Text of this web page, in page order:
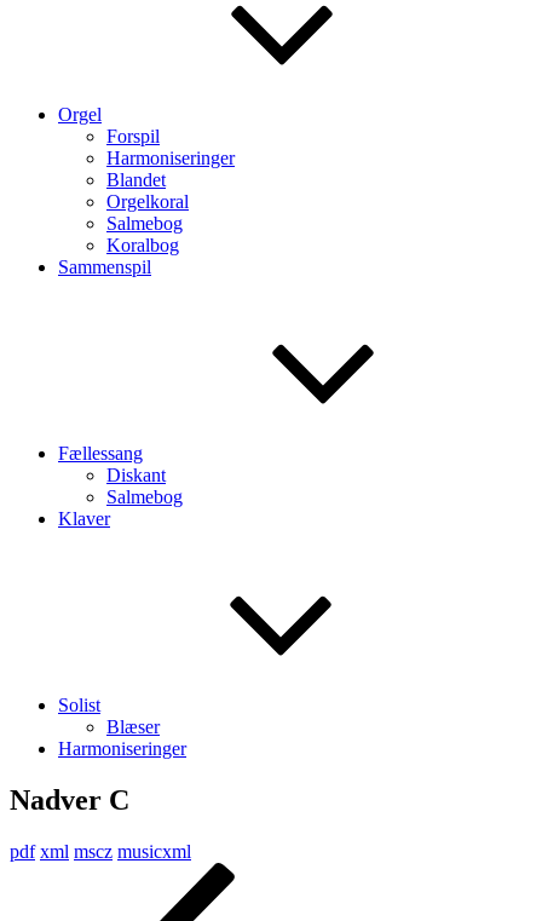
Orgel
Forspil
Harmoniseringer
Blandet
Orgelkoral
Salmebog
Koralbog
Sammenspil
Fællessang
Diskant
Salmebog
Klaver
Solist
Blæser
Harmoniseringer
Nadver C
pdf xml mscz musicxml
Indlægsnavigation